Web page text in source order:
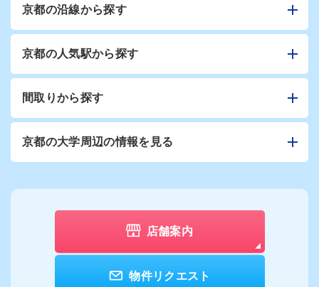
京都の沿線から探す
京都の人気駅から探す
間取りから探す
京都の大学周辺の情報を見る
店舗案内
物件リクエスト